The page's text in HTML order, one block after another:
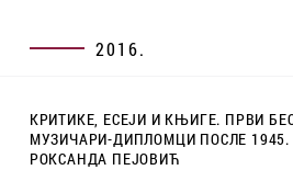
2016.
КРИТИКЕ, ЕСЕЈИ И КЊИГЕ. ПРВИ
МУЗИЧАРИ-ДИПЛОМЦИ ПОСЛЕ 1945.
РОКСАНДА ПЕЈОВИЋ